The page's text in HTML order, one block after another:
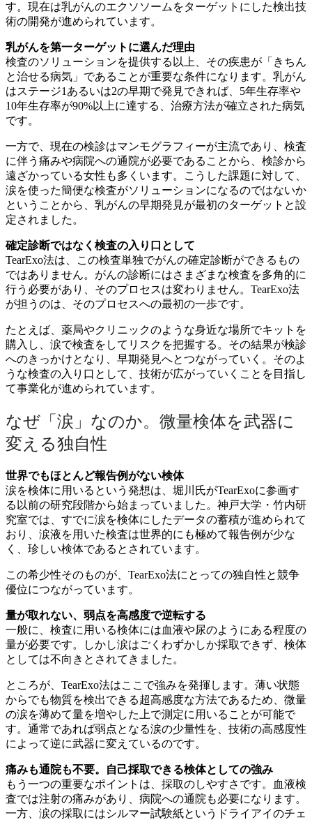
す。現在は乳がんのエクソソームをターゲットにした検出技
術の開発が進められています。
乳がんを第一ターゲットに選んだ理由
検査のソリューションを提供する以上、その疾患が「きちん
と治せる病気」であることが重要な条件になります。乳がん
はステージ1あるいは2の早期で発見できれば、5年生存率や
10年生存率が90%以上に達する、治療方法が確立された病気
です。
一方で、現在の検診はマンモグラフィーが主流であり、検査
に伴う痛みや病院への通院が必要であることから、検診から
遠ざかっている女性も多くいます。こうした課題に対して、
涙を使った簡便な検査がソリューションになるのではないか
ということから、乳がんの早期発見が最初のターゲットと設
定されました。
確定診断ではなく検査の入り口として
TearExo法は、この検査単独でがんの確定診断ができるもの
ではありません。がんの診断にはさまざまな検査を多角的に
行う必要があり、そのプロセスは変わりません。TearExo法
が担うのは、そのプロセスへの最初の一歩です。
たとえば、薬局やクリニックのような身近な場所でキットを
購入し、涙で検査をしてリスクを把握する。その結果が検診
へのきっかけとなり、早期発見へとつながっていく。そのよ
うな検査の入り口として、技術が広がっていくことを目指し
て事業化が進められています。
なぜ「涙」なのか。微量検体を武器に
変える独自性
世界でもほとんど報告例がない検体
涙を検体に用いるという発想は、堀川氏がTearExoに参画す
る以前の研究段階から始まっていました。神戸大学・竹内研
究室では、すでに涙を検体にしたデータの蓄積が進められて
おり、涙液を用いた検査は世界的にも極めて報告例が少な
く、珍しい検体であるとされています。
この希少性そのものが、TearExo法にとっての独自性と競争
優位につながっています。
量が取れない、弱点を高感度で逆転する
一般に、検査に用いる検体には血液や尿のようにある程度の
量が必要です。しかし涙はごくわずかしか採取できず、検体
としては不向きとされてきました。
ところが、TearExo法はここで強みを発揮します。薄い状態
からでも物質を検出できる超高感度な方法であるため、微量
の涙を薄めて量を増やした上で測定に用いることが可能で
す。通常であれば弱点となる涙の少量性を、技術の高感度性
によって逆に武器に変えているのです。
痛みも通院も不要。自己採取できる検体としての強み
もう一つの重要なポイントは、採取のしやすさです。血液検
査では注射の痛みがあり、病院への通院も必要になります。
一方、涙の採取にはシルマー試験紙というドライアイのチェ